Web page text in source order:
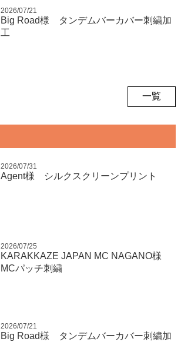
2026/07/21
Big Road様 タンデムバーカバー刺繍加
工
一覧
2026/07/31
Agent様 シルクスクリーンプリント
2026/07/25
KARAKKAZE JAPAN MC NAGANO様
MCパッチ刺繍
2026/07/21
Big Road様 タンデムバーカバー刺繍加